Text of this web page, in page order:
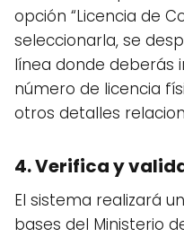
opción “Licencia de
seleccionarla, se
línea donde deberás
número de licencia
otros detalles
4. Verifica y
El sistema realizará
bases del Ministerio